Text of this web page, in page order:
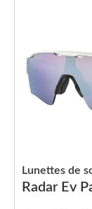
Radar Ev
Lunettes de